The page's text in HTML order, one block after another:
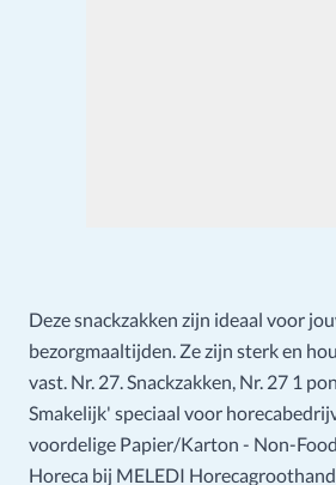
Deze snackzakken zijn ideaal voor
bezorgmaaltijden. Ze zijn sterk en
vast. Nr. 27. Snackzakken, Nr. 27 1
Smakelijk' speciaal voor
voordelige Papier/Karton - Non-
Horeca bij MELEDI